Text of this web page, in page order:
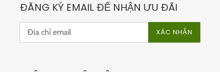
ĐĂNG KÝ EMAIL ĐỂ NHẬN ƯU ĐÃI
XÁC NHẬN